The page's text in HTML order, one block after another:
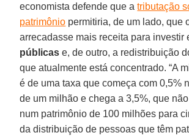
economista defende que atributação
patrimônio permitiria, de um lado, que
arrecadasse mais receita para investir
públicas e, de outro, a redistribuição
que atualmente está concentrado. “A
é de uma taxa que começa com 0,5%
de um milhão e chega a 3,5%, que
num patrimônio de 100 milhões para
da distribuição de pessoas que têm